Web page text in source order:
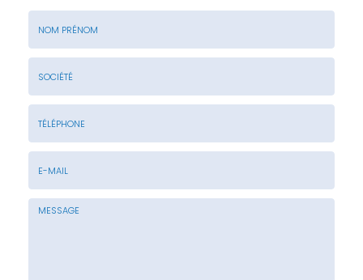
Nom
Prénom
Société
Téléphone
E-